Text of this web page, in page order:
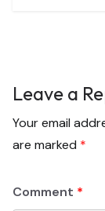
Leave a
Your email
are marked *
Comment *